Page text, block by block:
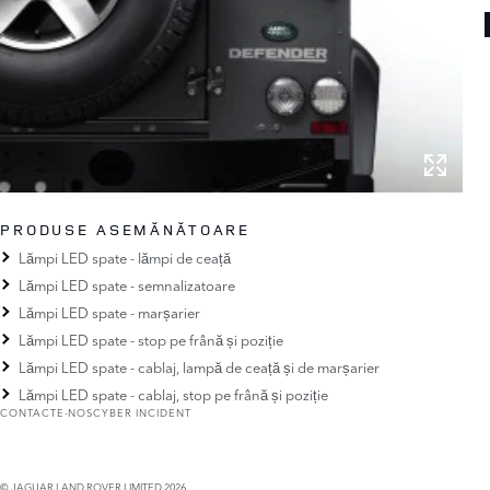
PRODUSE ASEMĂNĂTOARE
Lămpi LED spate - lămpi de ceață
Lămpi LED spate - semnalizatoare
Lămpi LED spate - marșarier
Lămpi LED spate - stop pe frână și poziție
Lămpi LED spate - cablaj, lampă de ceață și de marșarier
Lămpi LED spate - cablaj, stop pe frână și poziție
CONTACTE-NOSCYBER INCIDENT
© JAGUAR LAND ROVER LIMITED 2026